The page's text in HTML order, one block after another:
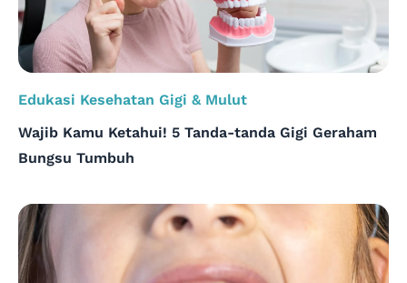
Edukasi Kesehatan Gigi & Mulut
Wajib Kamu Ketahui! 5 Tanda-tanda Gigi Geraham
Bungsu Tumbuh